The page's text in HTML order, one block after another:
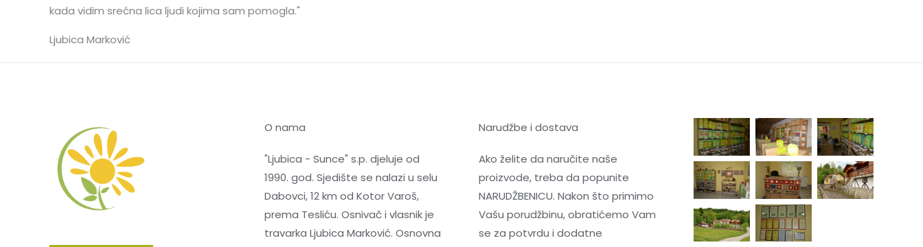
kada vidim srećna lica ljudi kojima sam pomogla."
Ljubica Marković
O nama
"Ljubica - Sunce" s.p. djeluje od
1990. god. Sjedište se nalazi u selu
Dabovci, 12 km od Kotor Varoš,
prema Tesliću. Osnivač i vlasnik je
travarka Ljubica Marković. Osnovna
Narudžbe i dostava
Ako želite da naručite naše
proizvode, treba da popunite
NARUDŽBENICU. Nakon što primimo
Vašu porudžbinu, obratićemo Vam
se za potvrdu i dodatne